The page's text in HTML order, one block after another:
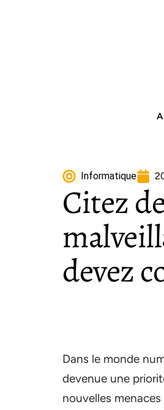
Informatique
Citez
devez
Dans le monde
devenue une
nouvelles